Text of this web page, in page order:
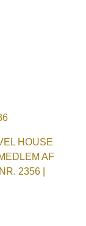
HOUSE
AF
2356 |